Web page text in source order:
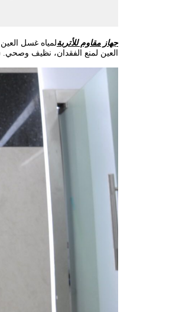
جهاز مقاوم للأتربةلمياه غسل
العين لمنع الفقدان، نظيف وصحي.